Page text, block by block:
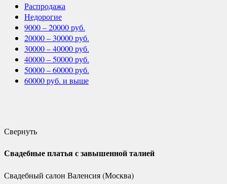
Распродажа
Недорогие
9000 – 20000 руб.
20000 – 30000 руб.
30000 – 40000 руб.
40000 – 50000 руб.
50000 – 60000 руб.
60000 руб. и выше
Свернуть
Свадебные платья с завышенной талией
Свадебный салон Валенсия (Москва)